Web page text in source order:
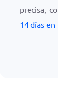
precisa,
14 días en